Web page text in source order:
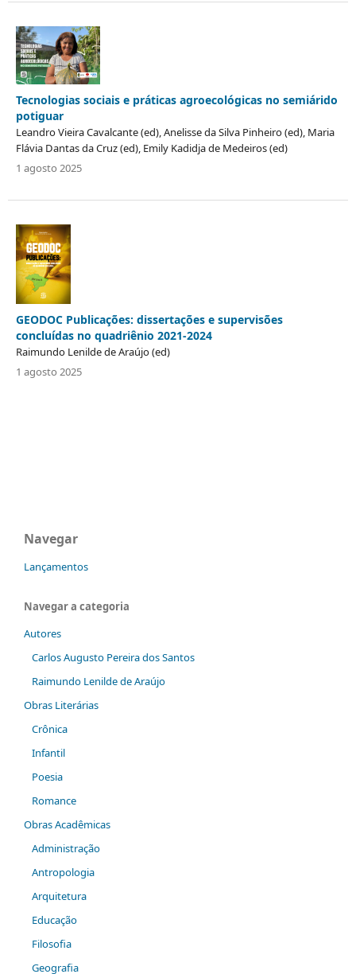
Tecnologias sociais e práticas agroecológicas no semiárido
potiguar
Leandro Vieira Cavalcante (ed), Anelisse da Silva Pinheiro (ed), Maria
Flávia Dantas da Cruz (ed), Emily Kadidja de Medeiros (ed)
1 agosto 2025
GEODOC Publicações: dissertações e supervisões
concluídas no quadriênio 2021-2024
Raimundo Lenilde de Araújo (ed)
1 agosto 2025
Navegar
Lançamentos
Navegar a categoria
Autores
Carlos Augusto Pereira dos Santos
Raimundo Lenilde de Araújo
Obras Literárias
Crônica
Infantil
Poesia
Romance
Obras Acadêmicas
Administração
Antropologia
Arquitetura
Educação
Filosofia
Geografia